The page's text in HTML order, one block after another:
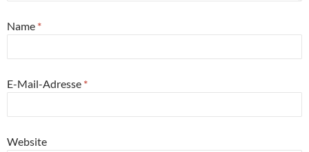
Name *
E-Mail-Adresse *
Website